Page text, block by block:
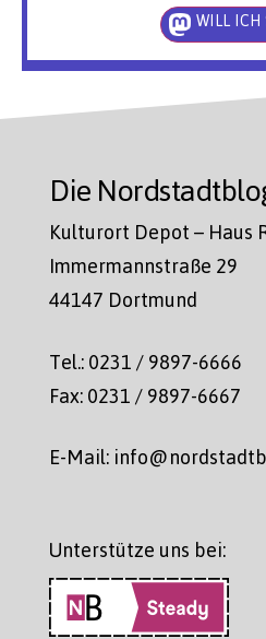
WILL ICH
Die
Kulturort Depot – Haus
Immermannstraße 29
44147 Dortmund
Tel.: 0231 / 9897-6666
Fax: 0231 / 9897-6667
E-Mail:
Unterstütze uns bei: